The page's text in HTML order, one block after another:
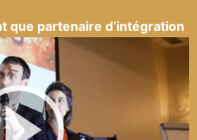
que partenaire d’intégration
les clients Axway
projets AMPLIFY MFT.